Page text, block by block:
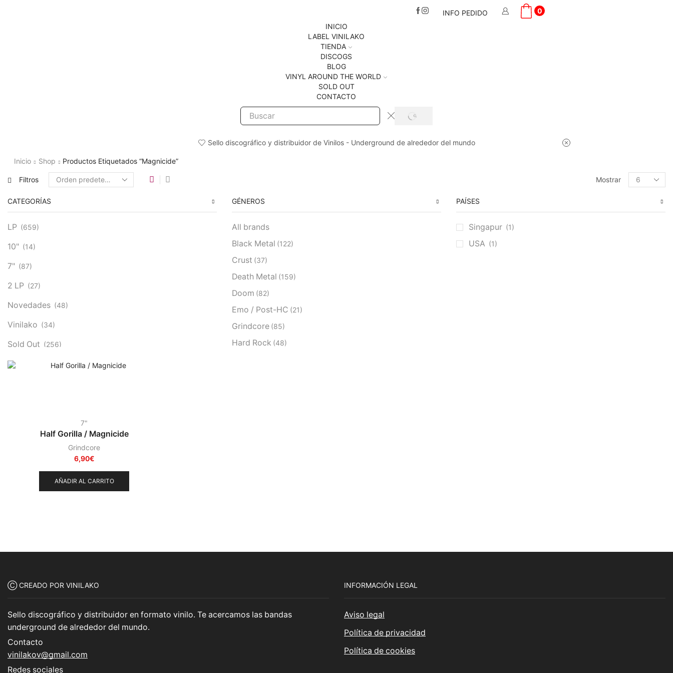
INFO PEDIDO
0
INICIO
LABEL VINILAKO
TIENDA
DISCOGS
BLOG
VINYL AROUND THE WORLD
SOLD OUT
CONTACTO
Search
SEARCH
Sello discográfico y distribuidor de Vinilos - Underground de alrededor del mundo
Inicio Shop Productos Etiquetados “Magnicide”
Filtros Mostrar
Products
per
CATEGORÍAS
LP (659)
10" (14)
7" (87)
2 LP (27)
Novedades (48)
Vinilako (34)
Sold Out (256)
GÉNEROS
All brands
Black Metal (122)
Crust (37)
Death Metal (159)
Doom (82)
Emo / Post-HC (21)
Grindcore (85)
Hard Rock (48)
PAÍSES
Singapur (1)
USA (1)
7"
Half Gorilla / Magnicide
Grindcore
6,90€
AÑADIR AL CARRITO
Ⓒ CREADO POR VINILAKO
Sello discográfico y distribuidor en formato vinilo. Te acercamos las bandas
underground de alrededor del mundo.
Contacto
vinilakov@gmail.com
Redes sociales
INFORMACIÓN LEGAL
Aviso legal
Política de privacidad
Política de cookies